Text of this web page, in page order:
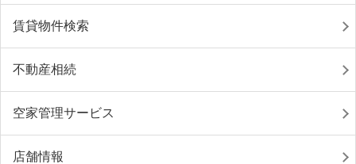
賃貸物件検索
不動産相続
空家管理サービス
店舗情報